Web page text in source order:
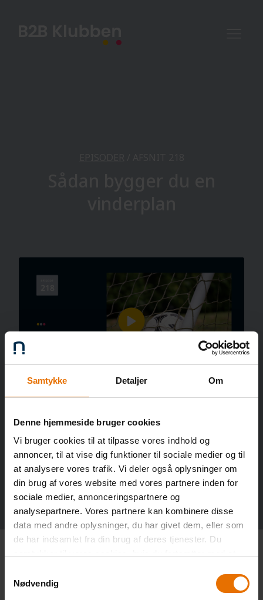
Samtykke Detaljer Om
Denne hjemmeside bruger cookies
Vi bruger cookies til at tilpasse vores indhold og
annoncer, til at vise dig funktioner til sociale medier og til
at analysere vores trafik. Vi deler også oplysninger om
din brug af vores website med vores partnere inden for
sociale medier, annonceringspartnere og
analysepartnere. Vores partnere kan kombinere disse
data med andre oplysninger, du har givet dem, eller som
de har indsamlet fra din brug af deres tjenester. Du
Nødvendig
Tilbage til oversigten